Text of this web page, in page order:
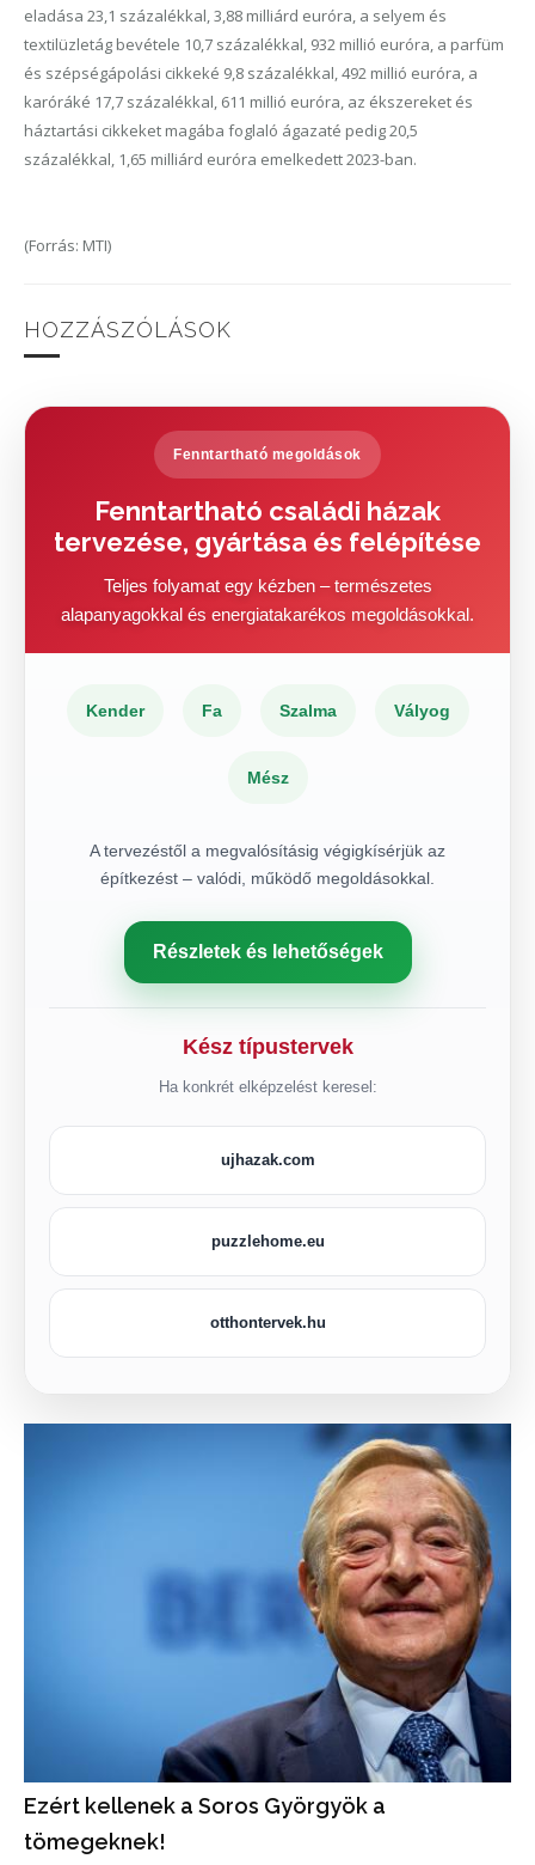
eladása 23,1 százalékkal, 3,88 milliárd euróra, a selyem és
textilüzletág bevétele 10,7 százalékkal, 932 millió euróra, a parfüm
és szépségápolási cikkeké 9,8 százalékkal, 492 millió euróra, a
karóráké 17,7 százalékkal, 611 millió euróra, az ékszereket és
háztartási cikkeket magába foglaló ágazaté pedig 20,5
százalékkal, 1,65 milliárd euróra emelkedett 2023-ban.
(Forrás: MTI)
HOZZÁSZÓLÁSOK
Fenntartható megoldások
Fenntartható családi házak
tervezése, gyártása és felépítése
Teljes folyamat egy kézben – természetes
alapanyagokkal és energiatakarékos megoldásokkal.
Kender Fa Szalma Vályog
Mész
A tervezéstől a megvalósításig végigkísérjük az
építkezést – valódi, működő megoldásokkal.
Részletek és lehetőségek
Kész típustervek
Ha konkrét elképzelést keresel:
ujhazak.com
puzzlehome.eu
otthontervek.hu
Ezért kellenek a Soros Györgyök a
tömegeknek!